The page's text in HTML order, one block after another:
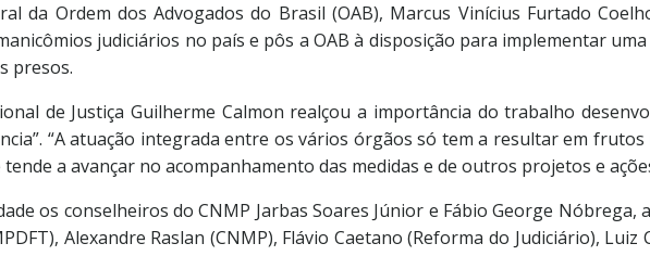
da Ordem dos Advogados do Brasil (OAB), Marcus Vinícius Furtado
judiciários no país e pôs a OAB à disposição para implementar
presos.
de Justiça Guilherme Calmon realçou a importância do trabalho
“A atuação integrada entre os vários órgãos só tem a resultar em
tende a avançar no acompanhamento das medidas e de outros projetos e
os conselheiros do CNMP Jarbas Soares Júnior e Fábio George Nóbrega,
Alexandre Raslan (CNMP), Flávio Caetano (Reforma do Judiciário), Luiz